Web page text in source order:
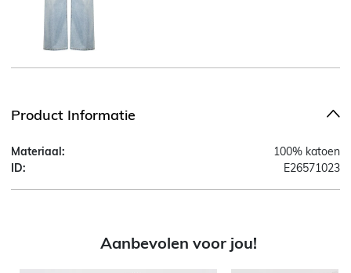
Product Informatie
Materiaal:
100% katoen
ID:
E26571023
Aanbevolen voor jou!